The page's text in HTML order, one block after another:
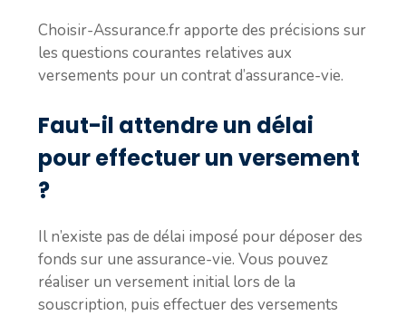
Choisir-Assurance.fr apporte des précisions sur
les questions courantes relatives aux
versements pour un contrat d’assurance-vie.
Faut-il attendre un délai
pour effectuer un versement
?
Il n’existe pas de délai imposé pour déposer des
fonds sur une assurance-vie. Vous pouvez
réaliser un versement initial lors de la
souscription, puis effectuer des versements